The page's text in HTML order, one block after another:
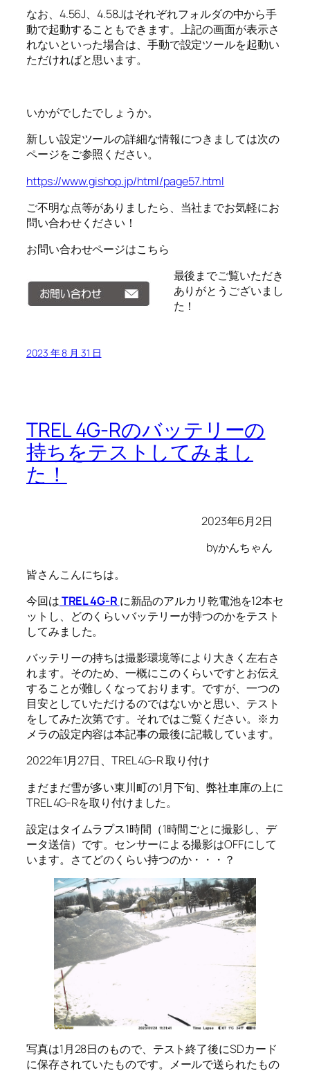
なお、4.56J、4.58Jはそれぞれフォルダの中から手
動で起動することもできます。上記の画面が表示さ
れないといった場合は、手動で設定ツールを起動い
ただければと思います。
いかがでしたでしょうか。
新しい設定ツールの詳細な情報につきましては次の
ページをご参照ください。
https://www.gishop.jp/html/page57.html
ご不明な点等がありましたら、当社までお気軽にお
問い合わせください！
お問い合わせページはこちら
最後までご覧いただき
ありがとうございまし
た！
2023 年 8 月 31 日
TREL 4G-Rのバッテリーの
持ちをテストしてみまし
た！
2023年6月2日
byかんちゃん
皆さんこんにちは。
今回はTREL 4G-R に新品のアルカリ乾電池を12本セ
ットし、どのくらいバッテリーが持つのかをテスト
してみました。
バッテリーの持ちは撮影環境等により大きく左右さ
れます。そのため、一概にこのくらいですとお伝え
することが難しくなっております。ですが、一つの
目安としていただけるのではないかと思い、テスト
をしてみた次第です。それではご覧ください。※カ
メラの設定内容は本記事の最後に記載しています。
2022年1月27日、TREL 4G-R 取り付け
まだまだ雪が多い東川町の1月下旬、弊社車庫の上に
TREL 4G-Rを取り付けました。
設定はタイムラプス1時間（1時間ごとに撮影し、デ
ータ送信）です。センサーによる撮影はOFFにして
います。さてどのくらい持つのか・・・？
写真は1月28日のもので、テスト終了後にSDカード
に保存されていたものです。メールで送られたもの